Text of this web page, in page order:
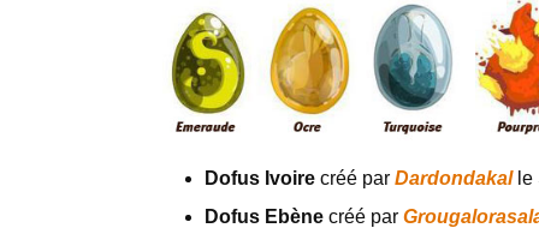
Dofus Ivoire créé par Dardondakal
Dofus Ebène créé par